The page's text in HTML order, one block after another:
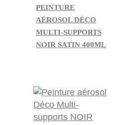
PEINTURE
AÉROSOL DÉCO
MULTI-SUPPORTS
NOIR SATIN 400ML